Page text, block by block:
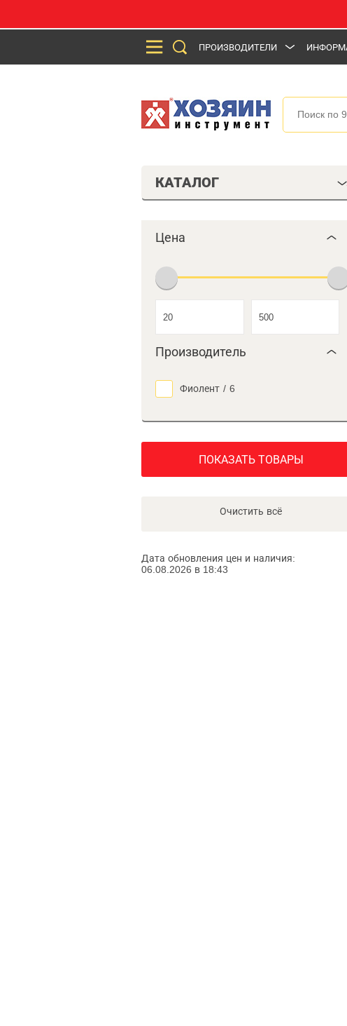
ПРОИЗВОДИТЕЛИ
КАТАЛОГ
Цена
Производитель
Фиолент / 6
ПОКАЗАТЬ ТОВАРЫ
Очистить всё
Дата обновления цен и наличия:
06.08.2026 в 18:43